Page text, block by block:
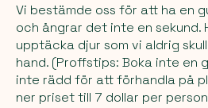
Vi bestämde oss för att ha en
och ångrar det inte en sekund.
upptäcka djur som vi aldrig
hand. (Proffstips: Boka inte en
inte rädd för att förhandla på
ner priset till 7 dollar per